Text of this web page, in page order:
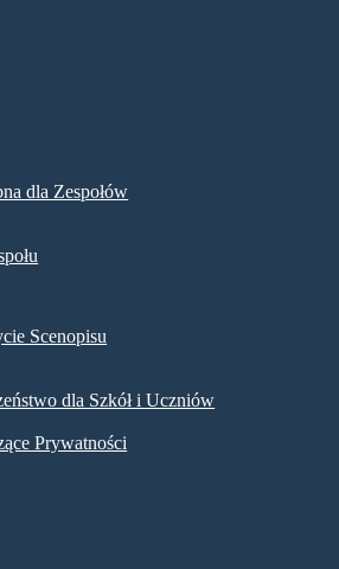
dla Zespołów
Scenopisu
dla Szkół i Uczniów
Prywatności